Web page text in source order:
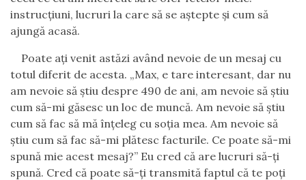
instrucțiuni, lucruri la care să se aștepte și cum să
ajungă acasă.
Poate ați venit astăzi având nevoie de un mesaj cu
totul diferit de acesta. „Max, e tare interesant, dar nu
am nevoie să știu despre 490 de ani, am nevoie să știu
cum să-mi găsesc un loc de muncă. Am nevoie să știu
cum să fac să mă înțeleg cu soția mea. Am nevoie să
știu cum să fac să-mi plătesc facturile. Ce poate să-mi
spună mie acest mesaj?” Eu cred că are lucruri să-ți
spună. Cred că poate să-ți transmită faptul că te poți